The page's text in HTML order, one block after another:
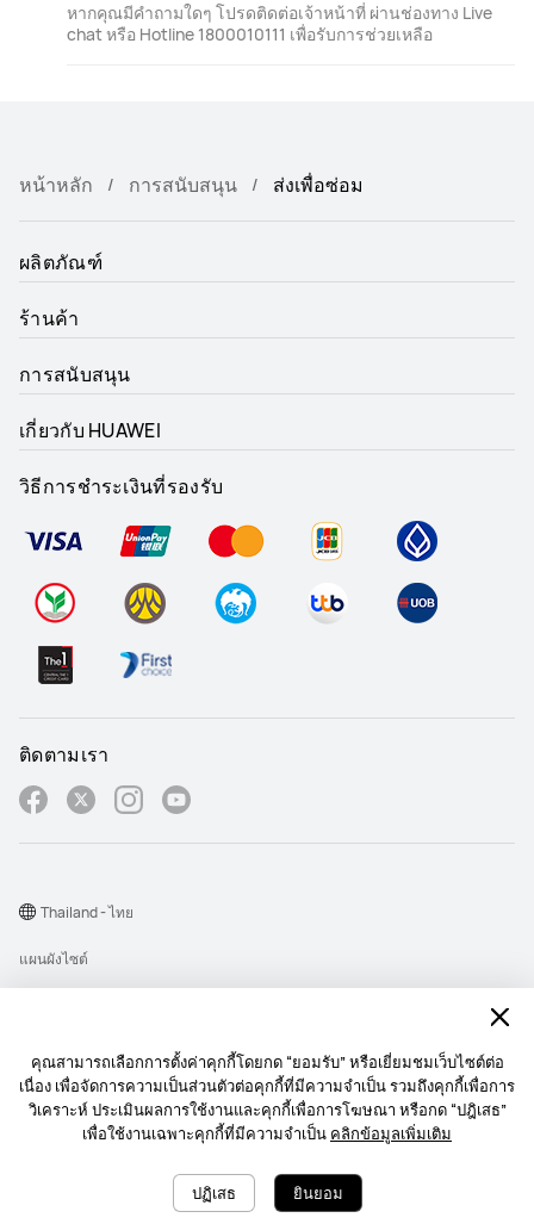
คุณสามารถเลือกการตั้งค่าคุกกี้โดยกด “ยอมรับ” หรือเยี่ยมชมเว็บไซต์ต่อ
เนื่อง เพื่อจัดการความเป็นส่วนตัวต่อคุกกี้ที่มีความจำเป็น รวมถึงคุกกี้เพื่อการ
วิเคราะห์ ประเมินผลการใช้งานและคุกกี้เพื่อการโฆษณา หรือกด “ปฎิเสธ”
เพื่อใช้งานเฉพาะคุกกี้ที่มีความจำเป็น คลิกข้อมูลเพิ่มเติม
ปฏิเสธ ยินยอม
หากคุณมีคำถามใดๆ โปรดติดต่อเจ้าหน้าที่ ผ่านช่องทาง Live
chat หรือ Hotline 1800010111 เพื่อรับการช่วยเหลือ
หน้าหลัก การสนับสนุน ส่งเพื่อซ่อม
ผลิตภัณฑ์
ร้านค้า
การสนับสนุน
เกี่ยวกับ HUAWEI
วิธีการชำระเงินที่รองรับ
ติดตามเรา
Copyright © 1998-2026 Huawei Device Co., Ltd. สงวนลิขสิทธิ์.
แผนผังไซต์
Cookie
นโยบายการส่งการแจ้งเตื อนบนเว็บไซต์
Thailand - ไทย